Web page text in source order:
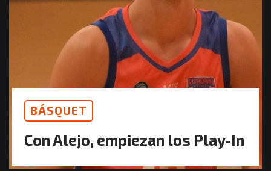
BÁSQUET
Con Alejo, empiezan los Play-In